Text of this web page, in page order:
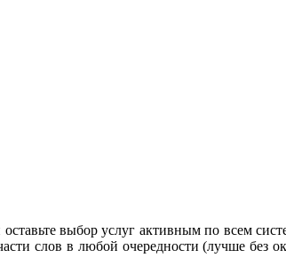
выбор услуг активным по всем
слов в любой очередности (лучше без